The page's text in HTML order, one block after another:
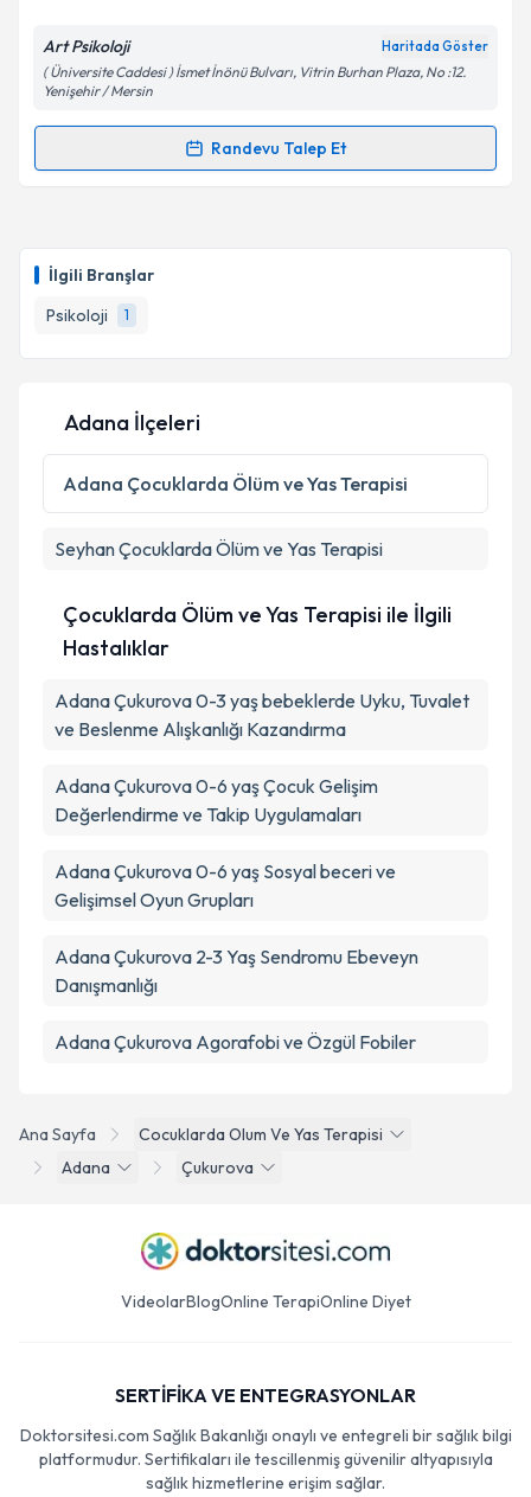
İlgili Branşlar
Psikoloji
1
Art Psikoloji Haritada Göster
( Üniversite Caddesi ) İsmet İnönü Bulvarı, Vitrin Burhan Plaza, No :12.
Yenişehir / Mersin
Randevu Talep Et
Randevu Takvimi Talebi
takvim hazırlandığında e-posta ile bilgilendireceğiz.
E-posta Adresiniz
Kişisel verilerimin işlenmesine ilişkinAydınlatma
Metni
'ni okudum ve kişisel verilerimin belirtilen
kapsamda işlenmesini kabul ediyorum.
Ana Sayfa
Cocuklarda Olum Ve Yas Terapisi
Adana
Çukurova
Adana İlçeleri
Adana Çocuklarda Ölüm ve Yas Terapisi
SeyhanÇocuklarda Ölüm ve Yas Terapisi
Çocuklarda Ölüm ve Yas Terapisi ile İlgili
Hastalıklar
Adana Çukurova 0-3 yaş bebeklerde Uyku, Tuvalet
ve Beslenme Alışkanlığı Kazandırma
Adana Çukurova 0-6 yaş Çocuk Gelişim
Değerlendirme ve Takip Uygulamaları
Adana Çukurova 0-6 yaş Sosyal beceri ve
Gelişimsel Oyun Grupları
Adana Çukurova 2-3 Yaş Sendromu Ebeveyn
Danışmanlığı
Adana Çukurova Agorafobi ve Özgül Fobiler
VideolarBlogOnline TerapiOnline Diyet
SERTİFİKA VE ENTEGRASYONLAR
Doktorsitesi.com Sağlık Bakanlığı onaylı ve entegreli bir sağlık bilgi
platformudur. Sertifikaları ile tescillenmiş güvenilir altyapısıyla
sağlık hizmetlerine erişim sağlar.